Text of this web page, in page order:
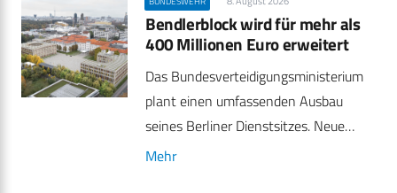
Bendlerblock wird für mehr als
400 Millionen Euro erweitert
Das Bundesverteidigungsministerium
plant einen umfassenden Ausbau
seines Berliner Dienstsitzes. Neue…
Mehr